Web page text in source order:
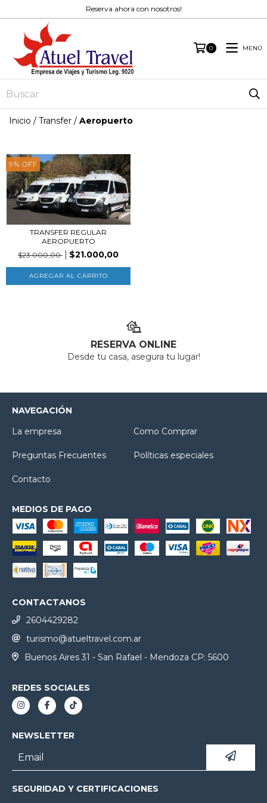
Reserva ahora con nosotros!
0 MENÚ
Inicio / Transfer / Aeropuerto
9% OFF
TRANSFER REGULAR
AEROPUERTO
$23.000,00
$21.000,00
AGREGAR AL CARRITO
RESERVA ONLINE
Desde tu casa, asegura tu lugar!
NAVEGACIÓN
La empresa
Como Comprar
Preguntas Frecuentes Políticas especiales
Contacto
MEDIOS DE PAGO
CONTACTANOS
2604429282
turismo@atueltravel.com.ar
Buenos Aires 31 - San Rafael - Mendoza CP: 5600
REDES SOCIALES
NEWSLETTER
SEGURIDAD Y CERTIFICACIONES